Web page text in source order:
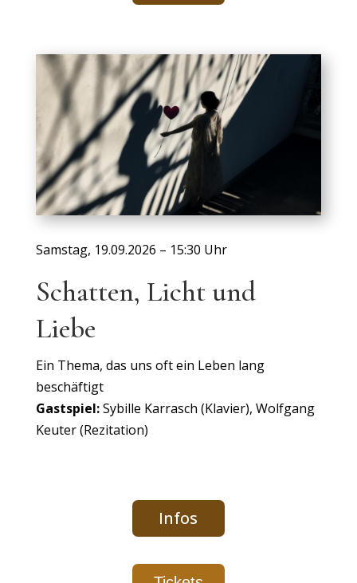
Samstag, 19.09.2026 – 15:30 Uhr
Schatten, Licht und
Liebe
Ein Thema, das uns oft ein Leben lang
beschäftigt
Gastspiel:Sybille Karrasch (Klavier), Wolfgang
Keuter (Rezitation)
Infos